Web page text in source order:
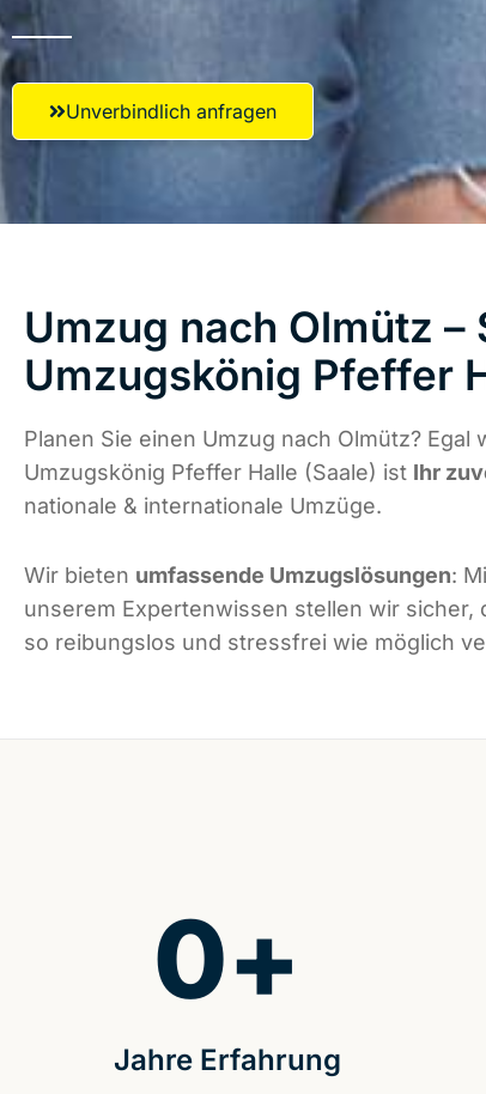
Unverbindlich anfragen
Umzug nach Olmütz –
Umzugskönig Pfeffer
Planen Sie einen Umzug nach Olmütz?
Umzugskönig Pfeffer Halle (Saale) ist Ihr
nationale & internationale Umzüge.
Wir bieten umfassende Umzugslösungen:
unserem Expertenwissen stellen wir sicher,
so reibungslos und stressfrei wie möglich
Jahre Erfahrung
0+